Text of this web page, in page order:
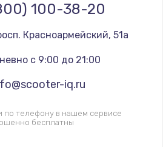
100-38-20
Красноармейский, 51а
с 9:00 до 21:00
iq.ru
по телефону в нашем сервисе
бесплатны